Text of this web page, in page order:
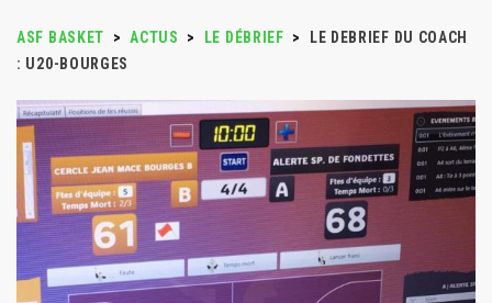
ASF BASKET > ACTUS > LE DÉBRIEF >
LE DEBRIEF DU COACH
: U20-BOURGES